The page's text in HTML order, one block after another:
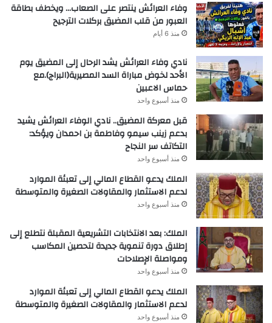
وفاء العرائش ينتصر على الصعاب… ويخطف بطاقة
العبور من قلب المضيق بركلات الترجيح
منذ 6 أيام
نادي وفاء العرائش يشد الرحال إلى المضيق يوم
الأحد لخوض مباراة السد المصيرية(البراج).مع
حماس الاعبين
منذ أسبوع واحد
قبل معركة المضيق.. نادي الوفاء العرائش يشيد
بدعم زينب سيمو وفاطمة بن احمدان ويؤكد:
التكاتف سر النجاح
منذ أسبوع واحد
الملك يدعو القطاع المالي إلى تعبئة الموارد
لدعم الاستثمار والمقاولات الصغيرة والمتوسطة
منذ أسبوع واحد
الملك: بعد الانتخابات التشريعية المقبلة نتطلع إلى
إطلاق دورة تنموية جديدة لتحصين المكاسب
ومواصلة الإصلاحات
منذ أسبوع واحد
الملك يدعو القطاع المالي إلى تعبئة الموارد
لدعم الاستثمار والمقاولات الصغيرة والمتوسطة
منذ أسبوع واحد